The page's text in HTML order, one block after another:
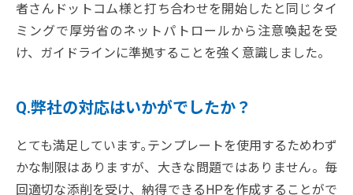
者さんドットコム様と打ち合わせを開始したと同じタイ
ミングで厚労省のネットパトロールから注意喚起を受
け、ガイドラインに準拠することを強く意識しました。
Q.弊社の対応はいかがでしたか？
とても満足しています｡テンプレートを使用するためわず
かな制限はありますが、大きな問題ではありません。毎
回適切な添削を受け、納得できるHPを作成することがで